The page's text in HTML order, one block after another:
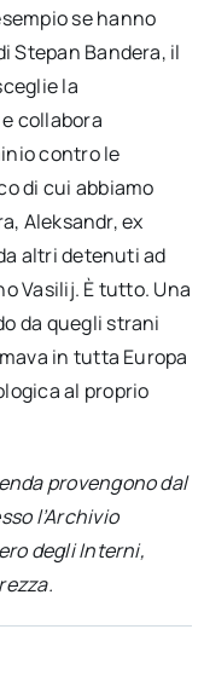
se hanno
Stepan Bandera, il
la
collabora
contro le
di cui abbiamo
Aleksandr, ex
altri detenuti ad
Vasilij. È tutto. Una
da quegli strani
in tutta Europa
al proprio
provengono dal
l’Archivio
degli Interni,